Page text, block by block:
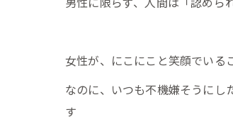
女性が、にこにこと笑顔でいる
なのに、いつも不機嫌そうにし
す